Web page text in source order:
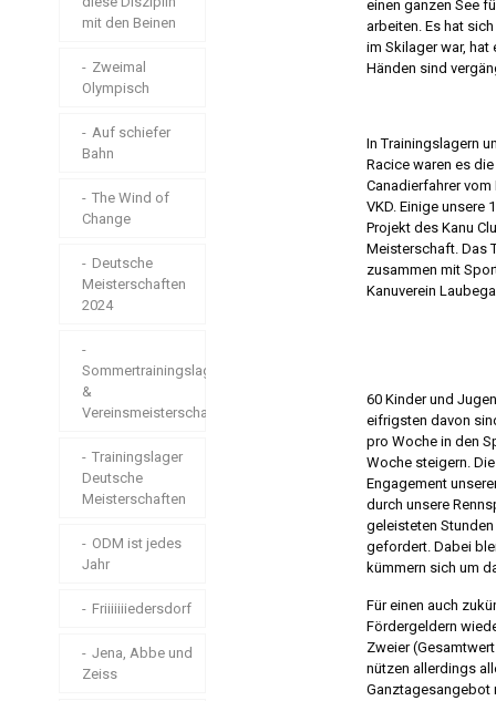
einen ganzen See
arbeiten. Es hat
im Skilager war,
Händen sind
In Trainingslagern
Racice waren es
Canadierfahrer vom
VKD. Einige unsere
Projekt des Kanu
Meisterschaft. Das
zusammen mit
Kanuverein
60 Kinder und
eifrigsten davon
pro Woche in den
Woche steigern.
Engagement
durch unsere
geleisteten
gefordert. Dabei
kümmern sich um
Für einen auch
Fördergeldern
Zweier
nützen allerdings
Ganztagesangebot
Saaldorf
Krasses
Trainingslager an
Regatta an der
Döbeln
Brandenburger
Regatta
Eins bis
Einhundertfünfzig
zu Ostern anno
2026
2 und auch in
Mannschaften
Saisonauftakt in
Cottbus
Markranstädt
Fotostory
Deutsche
Meisterschaften
2025
in Döbeln,
Schwedt,
Leipzig, Lohsa
Weltmeisterschaften
für Junioren und
Silber, Silber,
Silber, Silber –
Spiele in
Mücken
mit den Beinen
Zweimal
Olympisch
Auf schiefer
Bahn
The Wind of
Change
Deutsche
Meisterschaften
2024
Sommertrainingslager
&
Vereinsmeisterschaft
Trainingslager
Deutsche
Meisterschaften
ODM ist jedes
Jahr
Friiiiiiiedersdorf
Jena, Abbe und
Zeiss